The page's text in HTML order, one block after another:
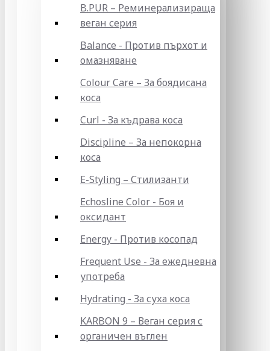
B.PUR – Реминерализираща
веган серия
Balance - Против пърхот и
омазняване
Colour Care – За боядисана
коса
Curl - За къдрава коса
Discipline – За непокорна
коса
E-Styling – Стилизанти
Echosline Color - Боя и
оксидант
Energy - Против косопад
Frequent Use - За ежедневна
употреба
Hydrating - За суха коса
KARBON 9 – Веган серия с
органичен въглен